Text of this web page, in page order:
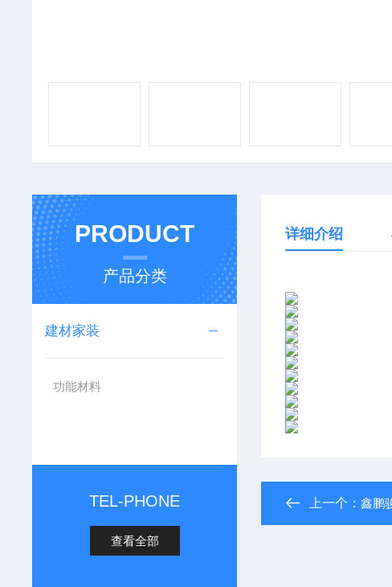
PRODUCT
产品分类
建材家装
功能材料
TEL-PHONE
查看全部
详细介绍
上一个：鑫鹏骏